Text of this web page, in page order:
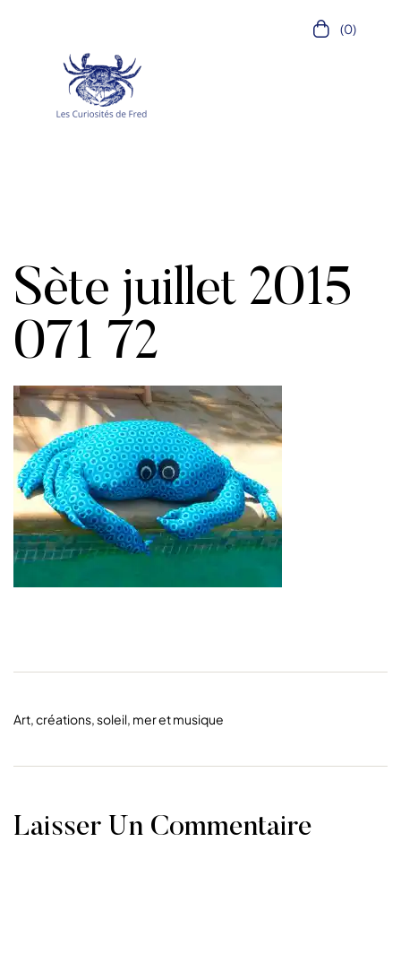
(0)
Sète juillet 2015
071 72
Art, créations, soleil, mer et musique
Laisser Un Commentaire